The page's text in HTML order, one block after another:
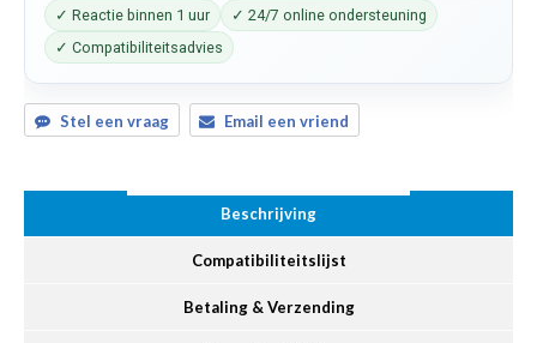
✓ Reactie binnen 1 uur
✓ 24/7 online ondersteuning
✓ Compatibiliteitsadvies
Stel een vraag Email een vriend
Beschrijving
Compatibiliteitslijst
Betaling & Verzending